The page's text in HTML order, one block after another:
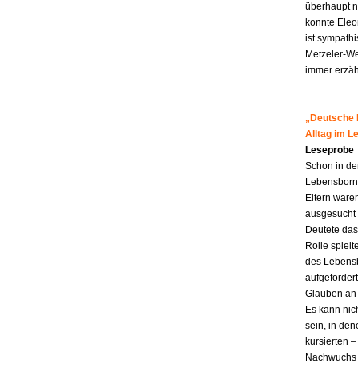
überhaupt
konnte
ist
Metzeler-
immer
„Deutsche
Alltag im
Leseprobe
Schon in
Eltern
Deutete
Rolle
des
Glauben
Es kann
sein, in
kursierten